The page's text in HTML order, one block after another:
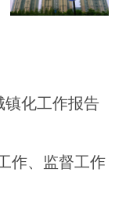
化工作报告
作、监督工作